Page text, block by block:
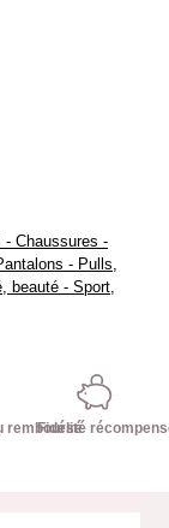
- Chaussures -
- Pulls,
beauté - Sport,
remboursé
Fidélité